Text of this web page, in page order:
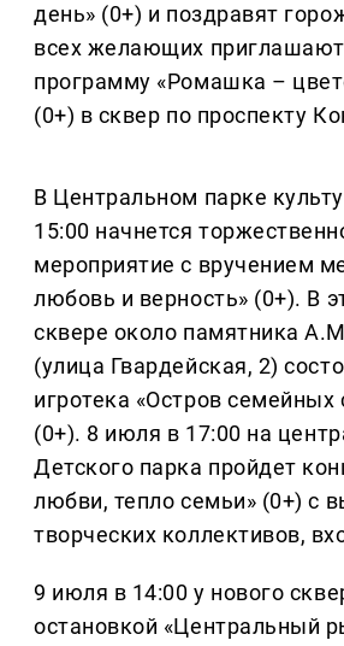
день» (0+) и поздравят
всех желающих
программу «Ромашка –
(0+) в сквер по проспекту
В Центральном парке
15:00 начнется
мероприятие с вручением
любовь и верность» (0+). В
сквере около памятника
(улица Гвардейская, 2)
игротека «Остров семейных
(0+). 8 июля в 17:00 на
Детского парка пройдет
любви, тепло семьи» (0+) с
творческих коллективов,
9 июля в 14:00 у нового
остановкой «Центральный